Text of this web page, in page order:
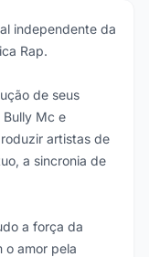
independente da
Rap.
de seus
Bully Mc e
artistas de
a sincronia de
a força da
o amor pela